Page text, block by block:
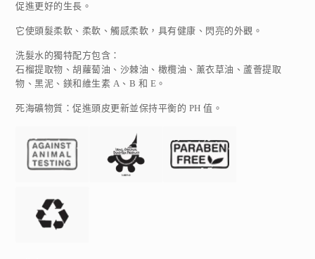
促進更好的生長。
它使頭髮柔軟、柔軟、觸感柔軟，具有健康、閃亮的外觀。
洗髮水的獨特配方包含：
石榴提取物、胡蘿蔔油、沙棘油、橄欖油、薰衣草油、蘆薈提取
物、黑泥、鎂和維生素 A、B 和 E。
死海礦物質：促進頭皮更新並保持平衡的 PH 值。